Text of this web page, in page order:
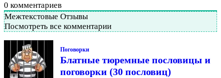
0 комментариев
Межтекстовые Отзывы
Посмотреть все комментарии
Поговорки
Блатные тюремные пословицы и
поговорки (30 пословиц)